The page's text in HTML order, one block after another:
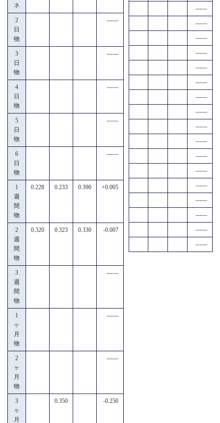
ネ
2
日
物
------
3
日
物
------
4
日
物
------
5
日
物
------
6
日
物
------
1
週
間
物
0.228 0.233 0.390 +0.005
2
週
間
物
0.320 0.323 0.330 -0.007
3
週
間
物
------
1
ヶ
月
物
------
2
ヶ
月
物
------
3
ヶ
月
0.350 -0.250
------
------
------
------
------
------
------
------
------
------
------
------
------
------
------
------
------